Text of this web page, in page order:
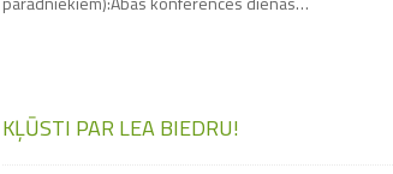
KĻŪSTI PAR LEA BIEDRU!